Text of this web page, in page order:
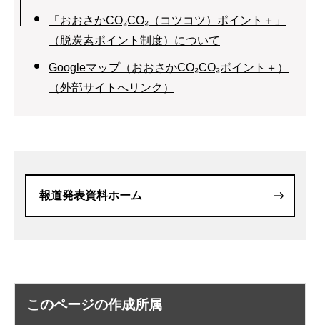
「おおさかCO₂CO₂（コツコツ）ポイント＋」
（脱炭素ポイント制度）について
Googleマップ（おおさかCO₂CO₂ポイント＋）
（外部サイトへリンク）
報道発表資料ホーム
このページの作成所属